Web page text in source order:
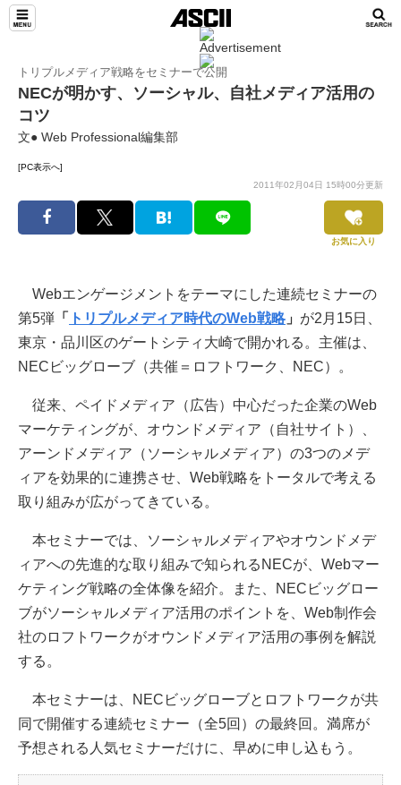
トリプルメディア戦略をセミナーで公開
NECが明かす、ソーシャル、自社メディア活用の
コツ
文● Web Professional編集部
[PC表示へ]
2011年02月04日 15時00分更新
お気に入り
Webエンゲージメントをテーマにした連続セミナーの
第5弾 「 トリプルメディア時代のWeb戦略」 が2月15日、
東京・品川区のゲートシティ大崎で開かれる。主催は、
NECビッグローブ（共催＝ロフトワーク、NEC）。
従来、ペイドメディア（広告）中心だった企業のWeb
マーケティングが、オウンドメディア（自社サイト）、
アーンドメディア（ソーシャルメディア）の3つのメデ
ィアを効果的に連携させ、Web戦略をトータルで考える
取り組みが広がってきている。
本セミナーでは、ソーシャルメディアやオウンドメデ
ィアへの先進的な取り組みで知られるNECが、Webマー
ケティング戦略の全体像を紹介。また、NECビッグロー
ブがソーシャルメディア活用のポイントを、Web制作会
社のロフトワークがオウンドメディア活用の事例を解説
する。
本セミナーは、NECビッグローブとロフトワークが共
同で開催する連続セミナー（全5回）の最終回。満席が
予想される人気セミナーだけに、早めに申し込もう。